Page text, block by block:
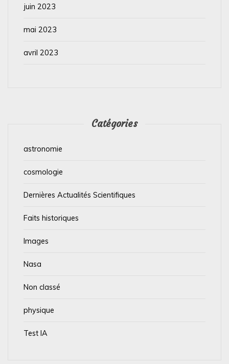
juin 2023
mai 2023
avril 2023
Catégories
astronomie
cosmologie
Dernières Actualités Scientifiques
Faits historiques
Images
Nasa
Non classé
physique
Test IA